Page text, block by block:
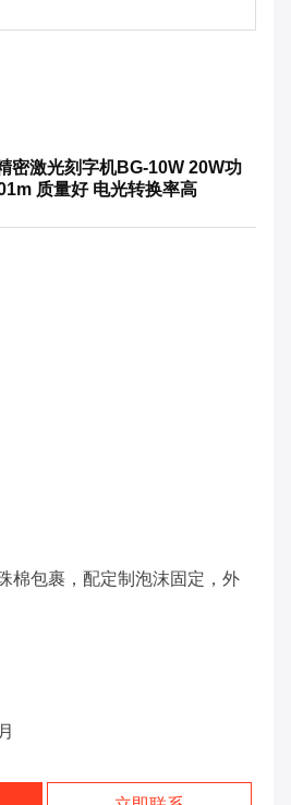
密激光刻字机BG-10W 20W功
质量好 电光转换率高
棉包裹，配定制泡沫固定，外